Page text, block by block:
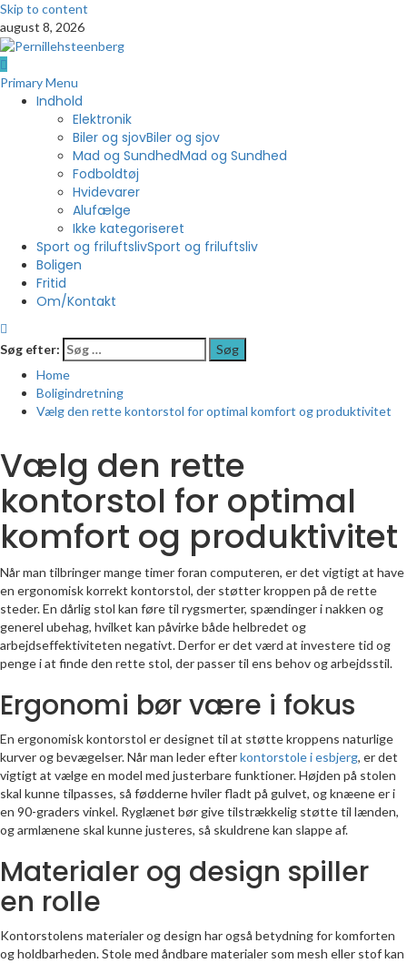
Skip to content
august 8, 2026
Primary Menu
Indhold
Elektronik
Biler og sjovBiler og sjov
Mad og SundhedMad og Sundhed
Fodboldtøj
Hvidevarer
Alufælge
Ikke kategoriseret
Sport og friluftslivSport og friluftsliv
Boligen
Fritid
Om/Kontakt
Søg efter:
Home
Boligindretning
Vælg den rette kontorstol for optimal komfort og produktivitet
Vælg den rette
kontorstol for optimal
komfort og produktivitet
Når man tilbringer mange timer foran computeren, er det vigtigt at have
en ergonomisk korrekt kontorstol, der støtter kroppen på de rette
steder. En dårlig stol kan føre til rygsmerter, spændinger i nakken og
generel ubehag, hvilket kan påvirke både helbredet og
arbejdseffektiviteten negativt. Derfor er det værd at investere tid og
penge i at finde den rette stol, der passer til ens behov og arbejdsstil.
Ergonomi bør være i fokus
En ergonomisk kontorstol er designet til at støtte kroppens naturlige
kurver og bevægelser. Når man leder efterkontorstole i esbjerg, er det
vigtigt at vælge en model med justerbare funktioner. Højden på stolen
skal kunne tilpasses, så fødderne hviler fladt på gulvet, og knæene er i
en 90-graders vinkel. Ryglænet bør give tilstrækkelig støtte til lænden,
og armlænene skal kunne justeres, så skuldrene kan slappe af.
Materialer og design spiller
en rolle
Kontorstolens materialer og design har også betydning for komforten
og holdbarheden. Stole med åndbare materialer som mesh eller stof kan